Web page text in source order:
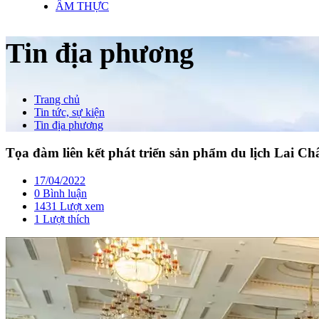
ẨM THỰC
Tin địa phương
Trang chủ
Tin tức, sự kiện
Tin địa phương
Tọa đàm liên kết phát triển sản phẩm du lịch Lai
17/04/2022
0 Bình luận
1431 Lượt xem
1 Lượt thích